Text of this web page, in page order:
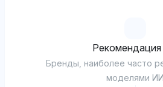
Бренды, наиболее часто
моделями ИИ